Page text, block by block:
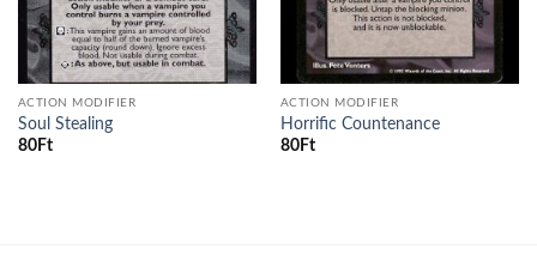
ACTION MODIFIER
Soul Stealing
80Ft
ACTION MODIFIER
Horrific Countenance
80Ft